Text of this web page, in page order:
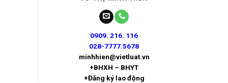
0909. 216. 116
028-7777.5678
minhhien@vietluat.vn
+BHXH – BHYT
+Đăng ký lao động